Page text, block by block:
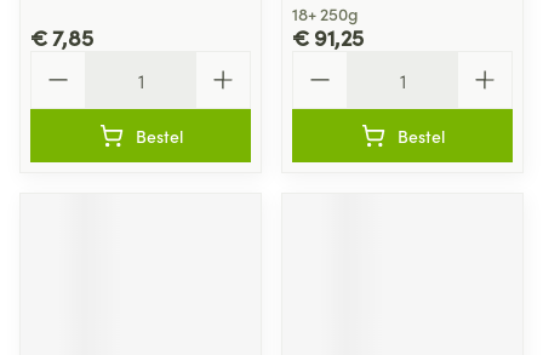
€ 7,85
Bestel
18+ 250g
€ 91,25
Bestel